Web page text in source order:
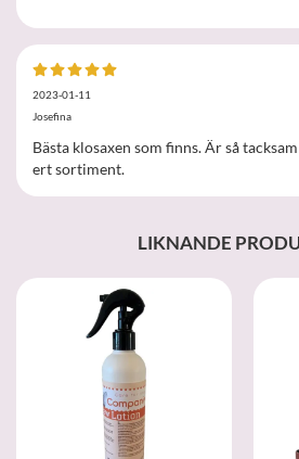
2023-01-11
Josefina
Bästa klosaxen som finns. Är så
ert sortiment.
LIKNANDE